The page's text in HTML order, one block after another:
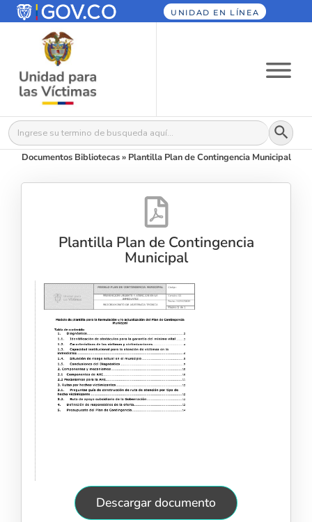
UNIDAD EN LÍNEA
Buscar: Botón
Documentos Bibliotecas» Plantilla Plan de Contingencia Municipal
Plantilla Plan de Contingencia
Municipal
Descargar documento